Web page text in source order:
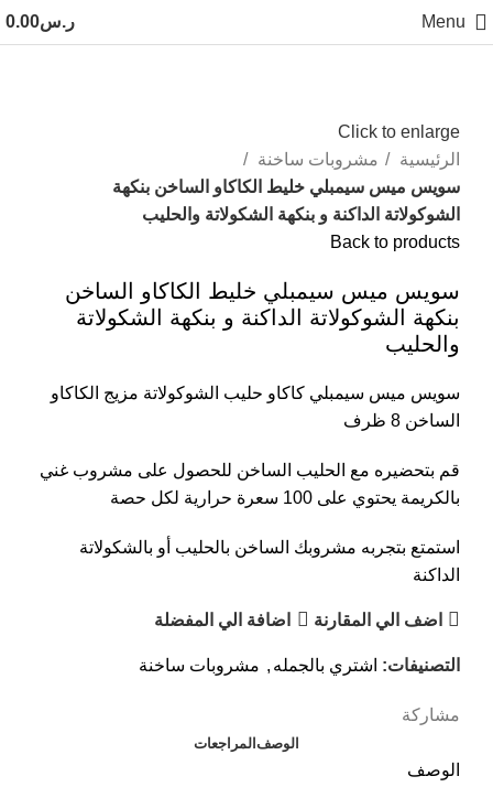
Menu ر.س0.00
Click to enlarge
الرئيسية
مشروبات ساخنة
سويس ميس سيمبلي خليط الكاكاو الساخن بنكهة
الشوكولاتة الداكنة و بنكهة الشكولاتة والحليب
Back to products
سويس ميس سيمبلي خليط الكاكاو الساخن
بنكهة الشوكولاتة الداكنة و بنكهة الشكولاتة
والحليب
سويس ميس سيمبلي كاكاو حليب الشوكولاتة مزيج الكاكاو
الساخن 8 ظرف
قم بتحضيره مع الحليب الساخن للحصول على مشروب غني
بالكريمة يحتوي على 100 سعرة حرارية لكل حصة
استمتع بتجربه مشروبك الساخن بالحليب أو بالشكولاتة
الداكنة
اضف الي المقارنة اضافة الي المفضلة
التصنيفات: اشتري بالجمله , مشروبات ساخنة
مشاركة
الوصف المراجعات
الوصف